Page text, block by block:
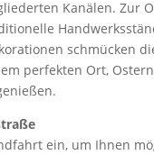
Kanälen. Zur
schmücken
perfekten Ort,
ein, um Ihnen